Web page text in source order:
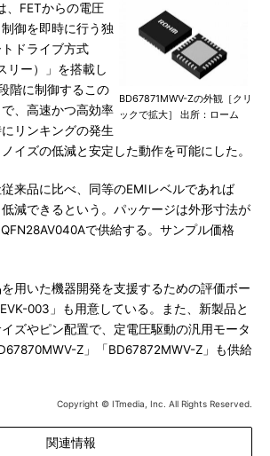
BD67871MWV-Zの外観［クリ
ックで拡大］ 出所：ローム
、FETからの電圧
御を即時に行う独
ドライブ方式
リー）」を搭載し
階に制御するこの
、高速かつ高効率
リンキングの発生
イズの低減と安定した動作を可能にした。
来品に比べ、同等のEMIレベルであれば
減できるという。パッケージは外形寸法が
で供給する。サンプル価格
用いた機器開発を支援するための評価ボー
003」も用意している。また、新製品と
ズやピン配置で、定電圧駆動の汎用モータ
Z」「BD67872MWV-Z」も供給
Copyright © ITmedia, Inc. All Rights Reserved.
関連情報